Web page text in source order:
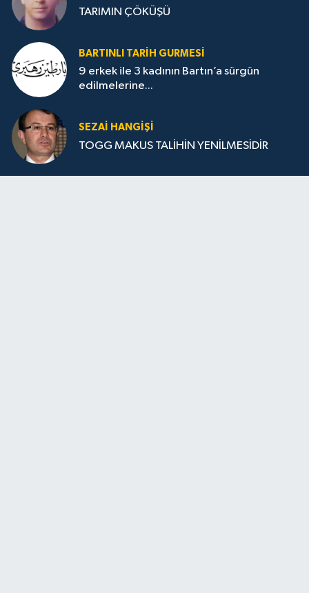
TARIMIN ÇÖKÜŞÜ
BARTINLI TARIH GURMESI
9 erkek ile 3 kadının Bartın’a sürgün
edilmelerine...
SEZAI HANGİŞİ
TOGG MAKUS TALİHİN YENİLMESİDİR